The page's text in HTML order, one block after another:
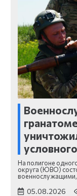
На полигоне
округа (ЮВО)
05.08.2026